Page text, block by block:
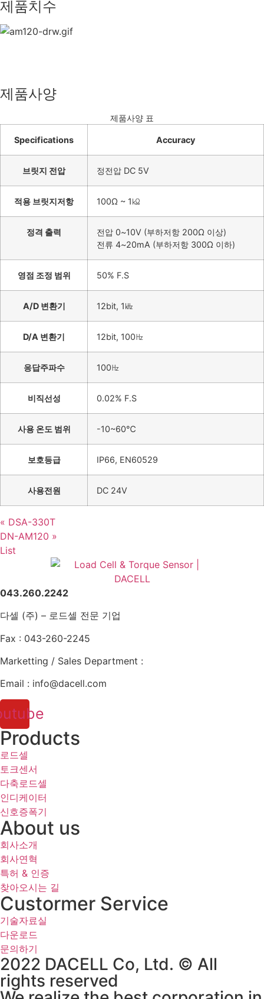
제품치수
제품사양
제품사양 표
Specifications Accuracy
브릿지 전압 정전압 DC 5V
적용 브릿지저항 100Ω ~ 1㏀
정격 출력
전압 0~10V (부하저항 200Ω 이상)
전류 4~20mA (부하저항 300Ω 이하)
영점 조정 범위 50% F.S
A/D 변환기 12bit, 1㎑
D/A 변환기 12bit, 100㎐
응답주파수 100㎐
비직선성 0.02% F.S
사용 온도 범위 -10~60℃
보호등급 IP66, EN60529
사용전원 DC 24V
« DSA-330T
DN-AM120 »
List
043.260.2242
다셀 (주) – 로드셀 전문 기업
Fax : 043-260-2245
Marketting / Sales Department :
Email : info@dacell.com
Products
로드셀
토크센서
다축로드셀
인디케이터
신호증폭기
About us
회사소개
회사연혁
특허 & 인증
찾아오시는 길
Custormer Service
기술자료실
다운로드
문의하기
2022 DACELL Co, Ltd. © All
rights reserved